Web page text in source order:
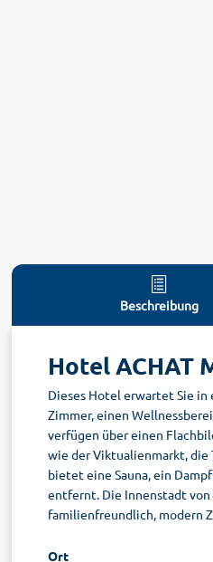
Beschreibung
Hotel ACHAT
Dieses Hotel erwartet Sie
Zimmer, einen
verfügen über einen
wie der Viktualienmarkt, die
bietet eine Sauna, ein
entfernt. Die Innenstadt
familienfreundlich, modern
Ort